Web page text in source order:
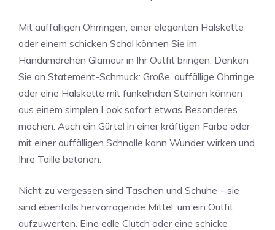
Mit auffälligen Ohrringen, einer eleganten Halskette
oder einem schicken Schal können Sie im
Handumdrehen Glamour in Ihr Outfit bringen. Denken
Sie an Statement-Schmuck: Große, auffällige Ohrringe
oder eine Halskette mit funkelnden Steinen können
aus einem simplen Look sofort etwas Besonderes
machen. Auch ein Gürtel in einer kräftigen Farbe oder
mit einer auffälligen Schnalle kann Wunder wirken und
Ihre Taille betonen.
Nicht zu vergessen sind Taschen und Schuhe – sie
sind ebenfalls hervorragende Mittel, um ein Outfit
aufzuwerten. Eine edle Clutch oder eine schicke